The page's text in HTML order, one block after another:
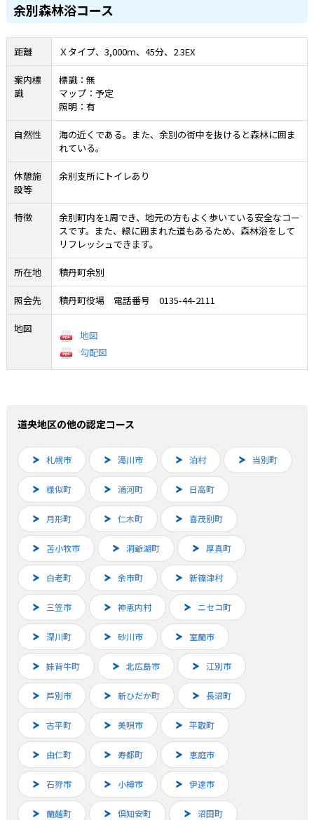
余別森林浴コース
距離 Ｘタイプ、3,000ｍ、45分、2.3EX
案内標
識
標識：無
マップ：予定
照明：有
自然性
海の近くである。また、余別の街中を抜けると森林に囲ま
れている。
休憩施
設等
余別支所にトイレあり
特徴
余別町内を1周でき、地元の方もよく歩いている安全なコー
スです。また、緑に囲まれた道もあるため、森林浴をして
リフレッシュできます。
所在地 積丹町余別
照会先 積丹町役場 電話番号 0135-44-2111
地図
地図
勾配図
道央地区の他の認定コース
札幌市 滝川市 泊村 当別町
様似町 浦河町 日高町
月形町 仁木町 喜茂別町
苫小牧市 洞爺湖町 厚真町
白老町 余市町 新篠津村
三笠市 神恵内村 ニセコ町
深川町 砂川市 室蘭市
妹背牛町 北広島市 江別市
芦別市 新ひだか町 長沼町
古平町 美唄市 平取町
由仁町 寿都町 恵庭市
石狩市 小樽市 伊達市
蘭越町 倶知安町 沼田町